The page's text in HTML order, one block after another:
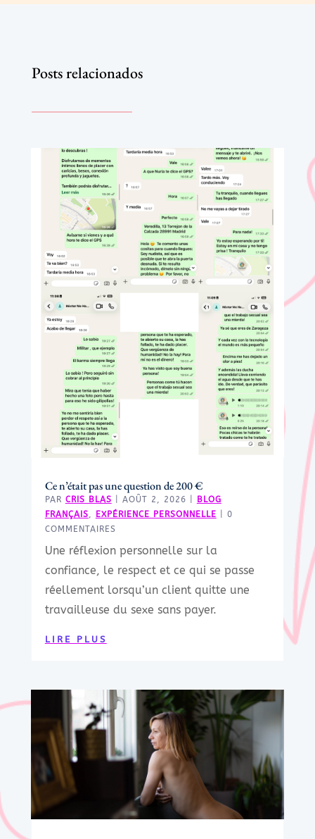
Posts relacionados
Ce n’était pas une question de 200 €
PAR CRIS BLAS AOÛT 2, 2026
BLOG
FRANÇAIS, EXPÉRIENCE PERSONNELLE | 0
COMMENTAIRES
Une réflexion personnelle sur la
confiance, le respect et ce qui se passe
réellement lorsqu’un client quitte une
travailleuse du sexe sans payer.
LIRE PLUS